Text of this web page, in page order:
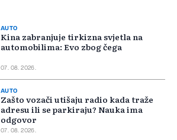
AUTO
Kina zabranjuje tirkizna svjetla na
automobilima: Evo zbog čega
07. 08. 2026.
AUTO
Zašto vozači utišaju radio kada traže
adresu ili se parkiraju? Nauka ima
odgovor
07. 08. 2026.